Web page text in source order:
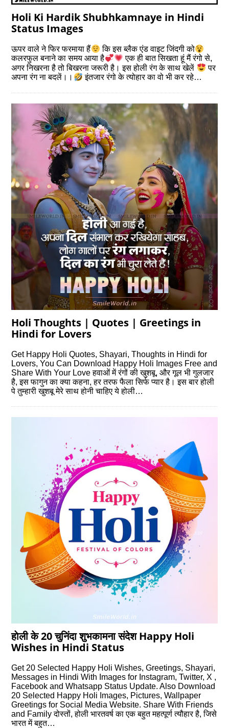
Holi Ki Hardik Shubhkamnaye in Hindi
Status Images
ऊपर वाले ने फिर फरमाया हैं
कि इस ब्लैक एंड वाइट जिंदगी को
कलरफुल बनाने का समय आया है
एक ही बात सिखता हूं मैं रंगो से,
अगर निखरना है तो बिखरना जरूरी है। इस होली रंग के साथ खेलें
पर
अपना रंग ना बदलें।।
इंतजार रंगो के त्योहार का वो भी कर रहे…
Holi Thoughts | Quotes | Greetings in
Hindi for Lovers
Get Happy Holi Quotes, Shayari, Thoughts in Hindi for
Lovers, You Can Download Happy Holi Images Free and
Share With Your Love हवाओं में रंगों की खुशबू, और गूल भी गुलजार
है, इस फागुन का क्या कहना, हर तरफ फैला सिर्फ प्यार है। इस बार होली
पे तुम्हारी खुशबू मेरे साथ होनी चाहिए ये होली…
हाेली के 20 चुनिंदा शुभकामना संदेश Happy Holi
Wishes in Hindi Status
Get 20 Selected Happy Holi Wishes, Greetings, Shayari,
Messages in Hindi With Images for Instagram, Twitter, X ,
Facebook and Whatsapp Status Update. Also Download
20 Selected Happy Holi Images, Pictures, Wallpaper
Greetings for Social Media Website. Share With Friends
and Family दोस्‍तों, होली भारतवर्ष का एक बहुत महत्‍पूर्ण त्‍यौहार है, जिसे
भारत में बहुत…